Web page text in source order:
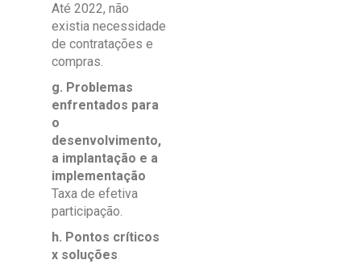
Até 2022, não
existia necessidade
de contratações e
compras.
g. Problemas
enfrentados para
o
desenvolvimento,
a implantação e a
implementação
Taxa de efetiva
participação.
h. Pontos críticos
x soluções